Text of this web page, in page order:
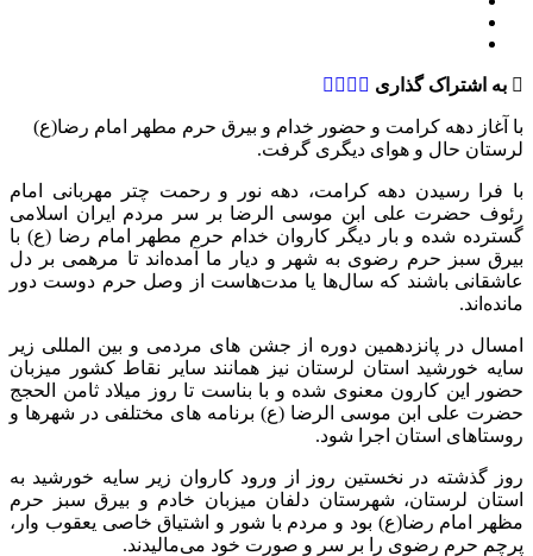
به اشتراک گذاری
با آغاز دهه کرامت و حضور خدام و بیرق حرم مطهر امام رضا(ع)
لرستان حال و هوای دیگری گرفت.
با فرا رسیدن دهه کرامت، دهه نور و رحمت چتر مهربانی امام
رئوف حضرت علی ابن موسی الرضا بر سر مردم ایران اسلامی
گسترده شده و بار دیگر کاروان خدام حرم مطهر امام رضا (ع) با
بیرق سبز حرم رضوی به شهر و دیار ما آمده‌اند تا مرهمی بر دل
عاشقانی باشند که سال‌ها یا مدت‌هاست از وصل حرم دوست دور
مانده‌اند.
امسال در پانزدهمین دوره از جشن های مردمی و بین المللی زیر
سایه خورشید استان لرستان نیز همانند سایر نقاط کشور میزبان
حضور این کارون معنوی شده و با بناست تا روز میلاد ثامن الحجج
حضرت علی ابن موسی الرضا (ع) برنامه های مختلفی در شهرها و
روستاهای استان اجرا شود.
روز گذشته در نخستین روز از ورود کاروان زیر سایه خورشید به
استان لرستان، شهرستان دلفان میزبان خادم و بیرق سبز حرم
مظهر امام رضا(ع) بود و مردم با شور و اشتیاق خاصی یعقوب وار،
پرچم حرم رضوی را بر سر و صورت خود می‌مالیدند.